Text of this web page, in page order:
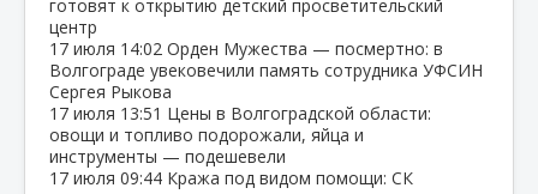
готовят к открытию детский просветительский
центр
17 июля 14:02 Орден Мужества — посмертно: в
Волгограде увековечили память сотрудника УФСИН
Сергея Рыкова
17 июля 13:51 Цены в Волгоградской области:
овощи и топливо подорожали, яйца и
инструменты — подешевели
17 июля 09:44 Кража под видом помощи: СК